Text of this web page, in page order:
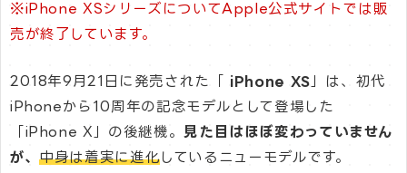
※iPhone XSシリーズについてApple公式サイトでは販
売が終了しています。
2018年9月21日に発売された「 iPhone XS 」は、初代
iPhoneから10周年の記念モデルとして登場した
「iPhone X」の後継機。 見た目はほぼ変わっていません
が、中身は着実に進化しているニューモデルです。